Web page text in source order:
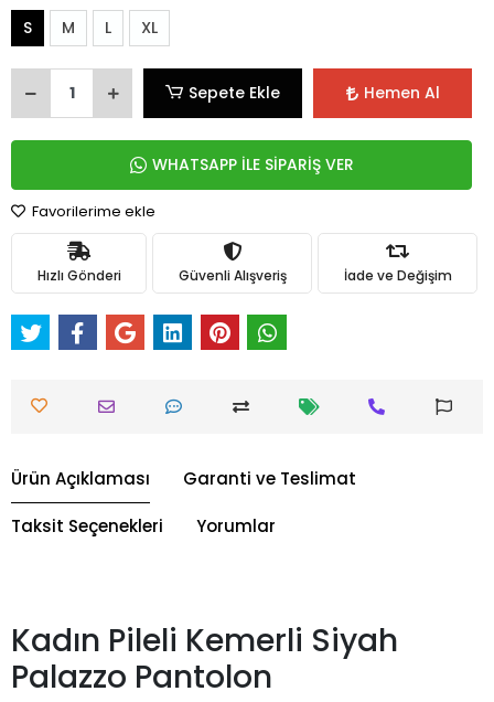
S M L XL
Sepete Ekle Hemen Al
WHATSAPP İLE SİPARİŞ VER
Favorilerime ekle
Hızlı Gönderi Güvenli Alışveriş İade ve Değişim
Ürün Açıklaması Garanti ve Teslimat
Taksit Seçenekleri Yorumlar
Kadın Pileli Kemerli Siyah
Palazzo Pantolon